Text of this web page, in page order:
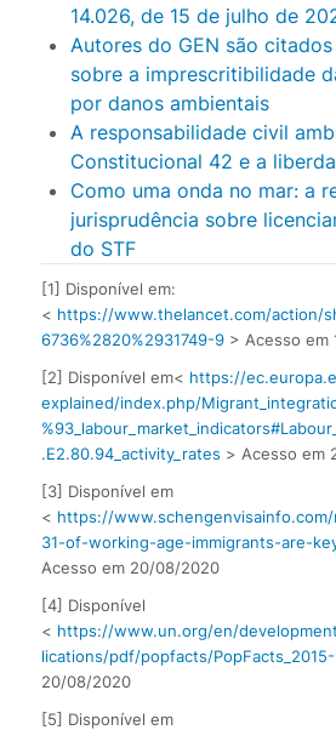
14.026, de 15 de julho de
Autores do GEN são
sobre a imprescritibilidade
por danos ambientais
A responsabilidade civil
Constitucional 42 e a
Como uma onda no mar: a
jurisprudência sobre
do STF
[1] Disponível em:
< https://www.thelancet.com/action/
6736%2820%2931749-9> Acesso em
[2] Disponível em< https://
explained/index.php/
.E2.80.94_activity_rates > Acesso em
[3] Disponível em
< https://
31-of-working-age-immigrants-are-
Acesso em 20/08/2020
[4] Disponível
< https://www.un.org/en/
lications/pdf/popfacts/
20/08/2020
[5] Disponível em